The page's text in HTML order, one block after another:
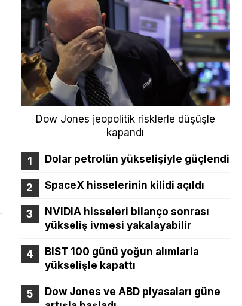
Dow Jones jeopolitik risklerle düşüşle
kapandı
Dolar petrolün yükselişiyle güçlendi
SpaceX hisselerinin kilidi açıldı
NVIDIA hisseleri bilanço sonrası
yükseliş ivmesi yakalayabilir
BIST 100 günü yoğun alımlarla
yükselişle kapattı
Dow Jones ve ABD piyasaları güne